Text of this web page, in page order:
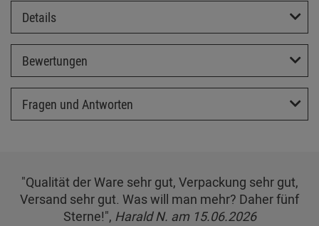
Details
Bewertungen
Fragen und Antworten
"Qualität der Ware sehr gut, Verpackung sehr gut,
Versand sehr gut. Was will man mehr? Daher fünf
Sterne!", Harald N. am 15.06.2026